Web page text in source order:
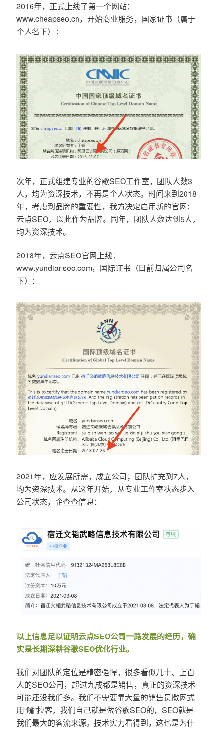
2016年，正式上线了第一个网站：
www.cheapseo.cn，开始商业服务，国家证书（属于
个人名下）：
次年，正式组建专业的谷歌SEO工作室，团队人数3
人，均为资深技术，不再是个人状态。时间来到2018
年，考虑到品牌的重要性，我方决定启用新的官网：
云点SEO，以此作为品牌。同年，团队人数达到5人，
均为资深技术。
2018年，云点SEO官网上线：
www.yundianseo.com，国际证书（目前归属公司名
下）：
2021年，应发展所需，成立公司；团队扩充到7人，
均为资深技术。从这年开始，从专业工作室状态步入
公司状态，企查查信息：
以上信息足以证明云点SEO公司一路发展的经历，确
实是长期深耕谷歌SEO优化行业。
我们对团队的定位是精密强悍，很多看似几十、上百
人的SEO公司，超过九成都是销售，真正的资深技术
可能还没我们多。我们不需要靠大量的销售员撒网式
用“嘴”拉客，我们自己就是做谷歌SEO的，SEO就是
我们最大的客流来源。技术实力看得到，这也是为什